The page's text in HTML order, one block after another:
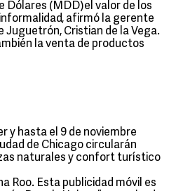
Dólares (MDD)el valor de los
afirmó la gerente
Juguetrón, Cristian de la Vega.
la venta de productos
y hasta el 9 de noviembre
de Chicago circularán
naturales y confort turístico
Roo. Esta publicidad móvil es